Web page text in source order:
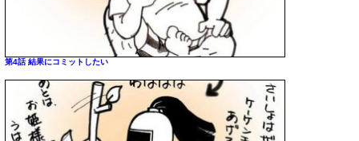
第4話 結果にコミットしたい